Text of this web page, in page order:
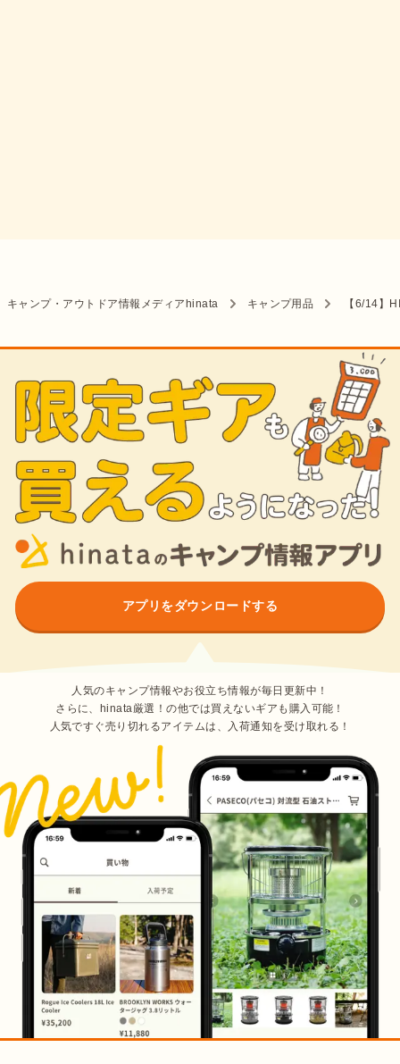
キャンプ・アウトドア情報メディアhinata キャンプ用品 【6/14】
アプリをダウンロードする
人気のキャンプ情報やお役立ち情報が毎日更新中！
さらに、hinata厳選！の他では買えないギアも購入可能！
人気ですぐ売り切れるアイテムは、入荷通知を受け取れる！